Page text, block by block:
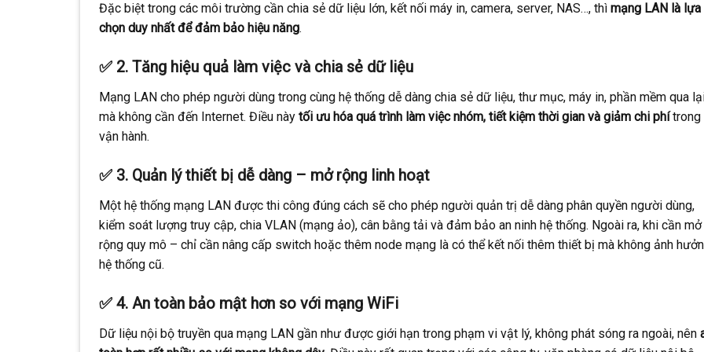
Đặc biệt trong các môi trường cần chia sẻ dữ liệu lớn, kết nối máy in, camera, server, NAS…, thì mạng LAN là lựa
chọn duy nhất để đảm bảo hiệu năng.
✅ 2. Tăng hiệu quả làm việc và chia sẻ dữ liệu
Mạng LAN cho phép người dùng trong cùng hệ thống dễ dàng chia sẻ dữ liệu, thư mục, máy in, phần mềm qua
mà không cần đến Internet. Điều này tối ưu hóa quá trình làm việc nhóm, tiết kiệm thời gian và giảm chi phítrong
vận hành.
✅ 3. Quản lý thiết bị dễ dàng – mở rộng linh hoạt
Một hệ thống mạng LAN được thi công đúng cách sẽ cho phép người quản trị dễ dàng phân quyền người dùng,
kiểm soát lượng truy cập, chia VLAN (mạng ảo), cân bằng tải và đảm bảo an ninh hệ thống. Ngoài ra, khi cần mở
rộng quy mô – chỉ cần nâng cấp switch hoặc thêm node mạng là có thể kết nối thêm thiết bị mà không ảnh
hệ thống cũ.
✅ 4. An toàn bảo mật hơn so với mạng WiFi
Dữ liệu nội bộ truyền qua mạng LAN gần như được giới hạn trong phạm vi vật lý, không phát sóng ra ngoài, nên